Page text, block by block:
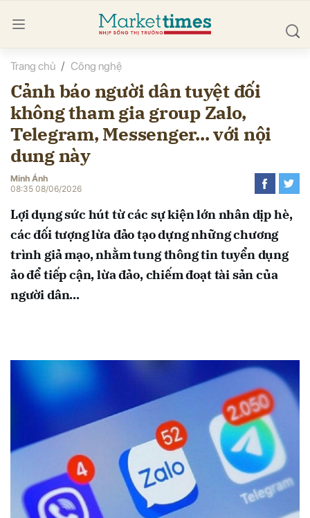
Trang chủ Công nghệ
Cảnh báo người dân tuyệt đối
không tham gia group Zalo,
Telegram, Messenger... với nội
dung này
Minh Ánh
08:35 08/06/2026
Lợi dụng sức hút từ các sự kiện lớn nhân dịp hè,
các đối tượng lừa đảo tạo dựng những chương
trình giả mạo, nhằm tung thông tin tuyển dụng
ảo để tiếp cận, lừa đảo, chiếm đoạt tài sản của
người dân...
luận